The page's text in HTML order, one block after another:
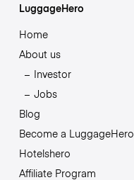
LuggageHero
Home
About us
Investor
Jobs
Blog
Become a LuggageHero
Hotelshero
Affiliate Program